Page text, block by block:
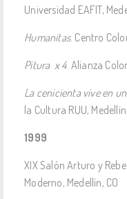
Universidad EAFIT,
Humanitas. Centro
Pitura x 4. Alianza
La cenicienta vive en
la Cultura RUU,
1999
XIX Salón Arturo y
Moderno, Medellín, CO